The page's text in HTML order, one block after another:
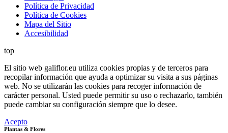
Política de Privacidad
Política de Cookies
Mapa del Sitio
Accesibilidad
top
El sitio web galiflor.eu utiliza cookies propias y de terceros para
recopilar información que ayuda a optimizar su visita a sus páginas
web. No se utilizarán las cookies para recoger información de
carácter personal. Usted puede permitir su uso o rechazarlo, también
puede cambiar su configuración siempre que lo desee.
Acepto
Plantas & Flores